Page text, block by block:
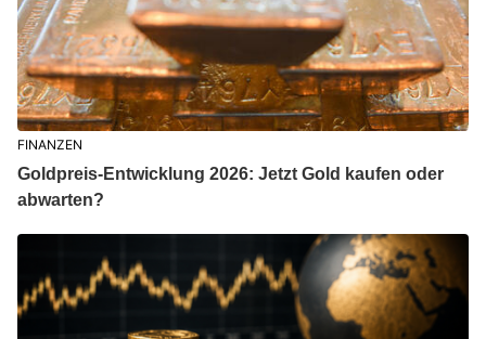
FINANZEN
Goldpreis-Entwicklung 2026: Jetzt Gold kaufen oder
abwarten?